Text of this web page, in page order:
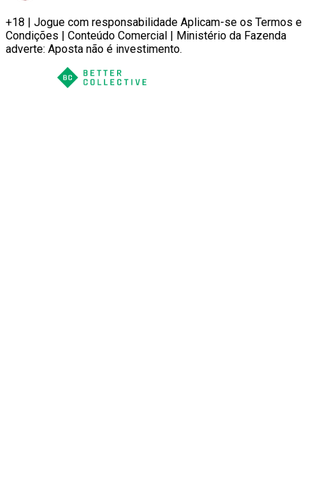
+18 | Jogue com responsabilidade Aplicam-se os Termos e
Condições | Conteúdo Comercial | Ministério da Fazenda
adverte: Aposta não é investimento.